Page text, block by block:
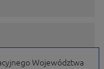
Województwa